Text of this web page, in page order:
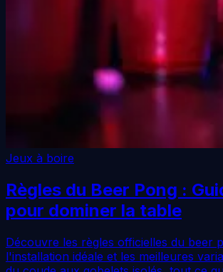
Jeux à boire
Règles du Beer Pong :
pour dominer la table
Découvre les règles officielles du beer
l'installation idéale et les meilleures